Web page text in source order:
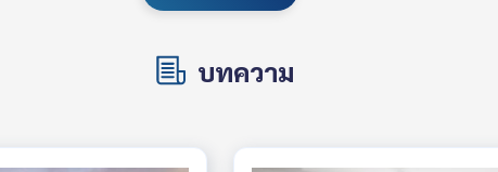
บทความ